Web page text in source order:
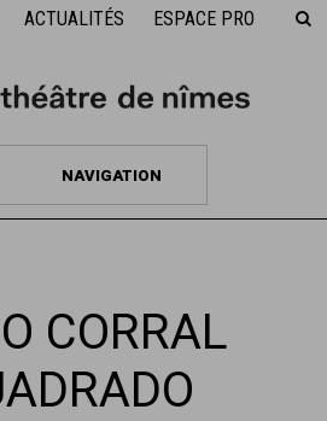
ACTUALITÉS ESPACE PRO
NAVIGATION
CORRAL